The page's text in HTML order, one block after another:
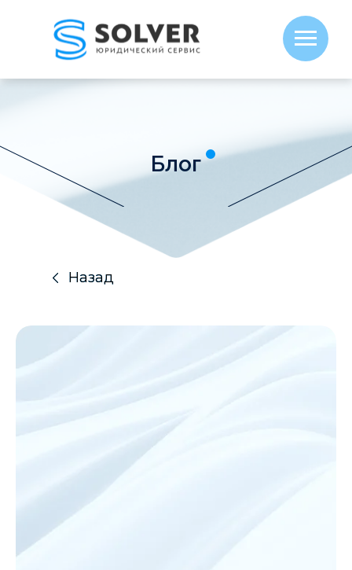
Блог
Назад
Назад